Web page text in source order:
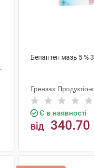
Бепантен мазь 5 %
Грензах
Є в наявності
від 340.70